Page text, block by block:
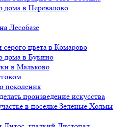
дома в Перевалово
Лесобазе
цвета в Комарово
дома в Букино
в Мальково
поколения
произведение искусства
в поселке Зеленые Холмы